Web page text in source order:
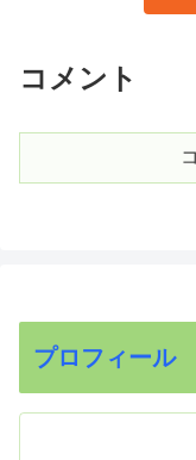
コメント
プロフィール